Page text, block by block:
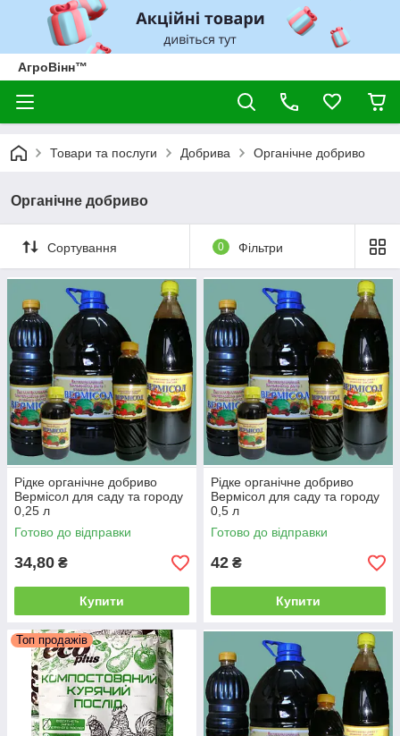
АгроВінн™
Товари та послуги Добрива Органічне добриво
Органічне добриво
Сортування 0 Фільтри
Рідке органічне добриво
Вермісол для саду та городу
0,25 л
Готово до відправки
34,80 ₴
Купити
Рідке органічне добриво
Вермісол для саду та городу
0,5 л
Готово до відправки
42 ₴
Купити
Топ продажів